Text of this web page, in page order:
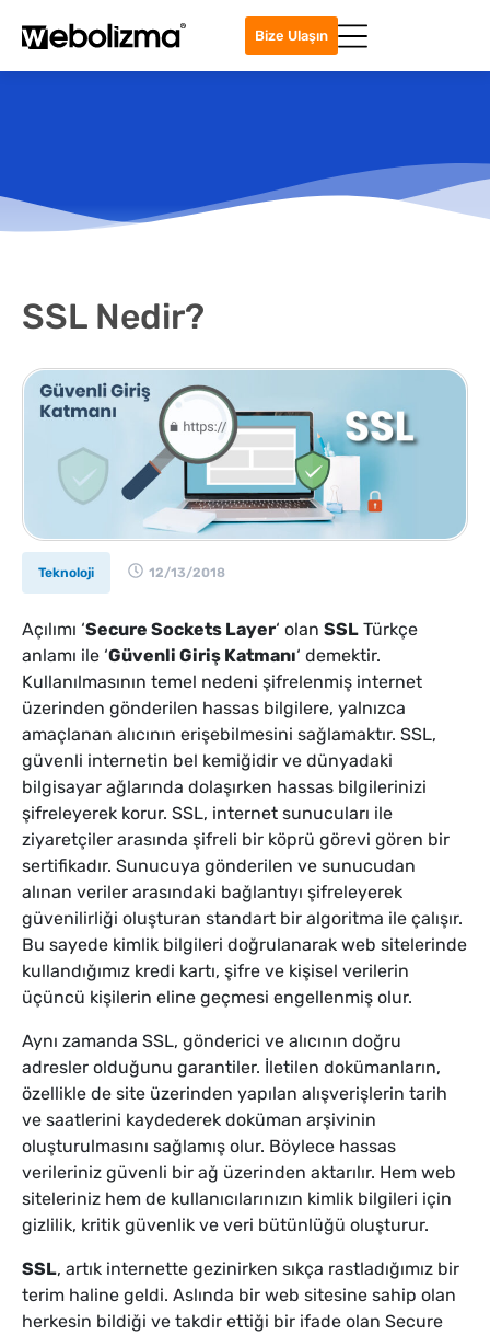
Bize Ulaşın
SSL Nedir?
Teknoloji 12/13/2018
Açılımı ‘Secure Sockets Layer‘ olan SSL Türkçe
anlamı ile ‘Güvenli Giriş Katmanı‘ demektir.
Kullanılmasının temel nedeni şifrelenmiş internet
üzerinden gönderilen hassas bilgilere, yalnızca
amaçlanan alıcının erişebilmesini sağlamaktır. SSL,
güvenli internetin bel kemiğidir ve dünyadaki
bilgisayar ağlarında dolaşırken hassas bilgilerinizi
şifreleyerek korur. SSL, internet sunucuları ile
ziyaretçiler arasında şifreli bir köprü görevi gören bir
sertifikadır. Sunucuya gönderilen ve sunucudan
alınan veriler arasındaki bağlantıyı şifreleyerek
güvenilirliği oluşturan standart bir algoritma ile çalışır.
Bu sayede kimlik bilgileri doğrulanarak web sitelerinde
kullandığımız kredi kartı, şifre ve kişisel verilerin
üçüncü kişilerin eline geçmesi engellenmiş olur.
Aynı zamanda SSL, gönderici ve alıcının doğru
adresler olduğunu garantiler. İletilen dokümanların,
özellikle de site üzerinden yapılan alışverişlerin tarih
ve saatlerini kaydederek doküman arşivinin
oluşturulmasını sağlamış olur. Böylece hassas
verileriniz güvenli bir ağ üzerinden aktarılır. Hem web
siteleriniz hem de kullanıcılarınızın kimlik bilgileri için
gizlilik, kritik güvenlik ve veri bütünlüğü oluşturur.
SSL, artık internette gezinirken sıkça rastladığımız bir
terim haline geldi. Aslında bir web sitesine sahip olan
herkesin bildiği ve takdir ettiği bir ifade olan Secure